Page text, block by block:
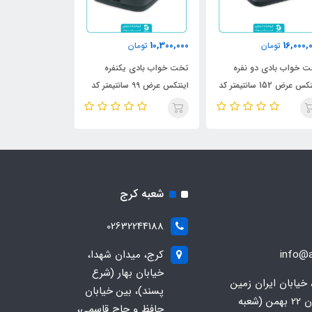
تومان
خواب بادی دو نفره
اینتکس عرض 152 سانتیمتر کد
10,300,000 تومان
تخت خواب بادی یکنفره
اینتکس عرض 99 سانتیمتر کد
67766
خیابان ایران زمین
جنوبی، خیابان 22 بهمن (شعبه
شعبه کرج
02632244188
کرج، میدان شهدا،
خیابان بهار (شرع
پسند)، بین خیابان